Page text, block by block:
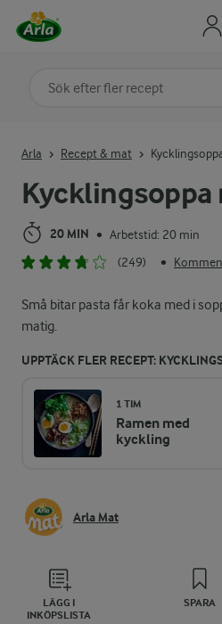
Kycklingsoppa
20 MIN • Arbetstid: 20 min
(249) •
Små bitar pasta får koka med i
matig.
UPPTÄCK FLER RECEPT:
1 TIM
Ramen med
kyckling
Arla Mat
LÄGG I
INKÖPSLISTA
SPARA
Arla Recept & mat
Sök på kategori eller ingrediens